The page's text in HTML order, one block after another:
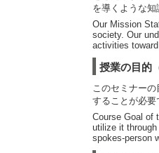
を導くような知
Our Mission
society. Our
activities
授業の目的
このセミナー
することが必要
Course Goal of
utilize it
spokes-person